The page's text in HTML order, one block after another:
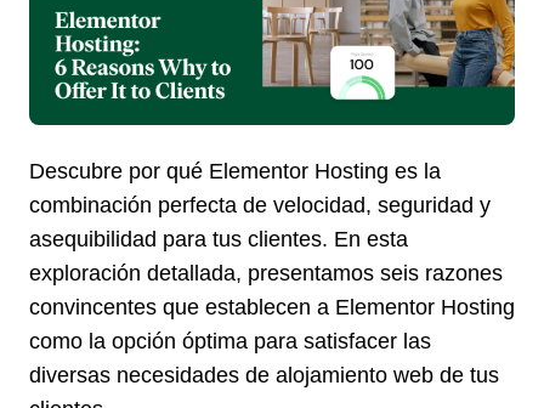
Descubre por qué Elementor Hosting es la
combinación perfecta de velocidad, seguridad y
asequibilidad para tus clientes. En esta
exploración detallada, presentamos seis razones
convincentes que establecen a Elementor Hosting
como la opción óptima para satisfacer las
diversas necesidades de alojamiento web de tus